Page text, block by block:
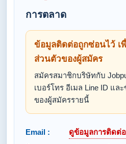
การตลาด
ข้อมูลติดต่อถูกซ่อนไว้ เ
ส่วนตัวของผู้สมัคร
สมัครสมาชิกบริษัทกับ
เบอร์โทร อีเมล Line ID แ
ของผู้สมัครรายนี้
Email :
ดูข้อมูลการติดต่อ